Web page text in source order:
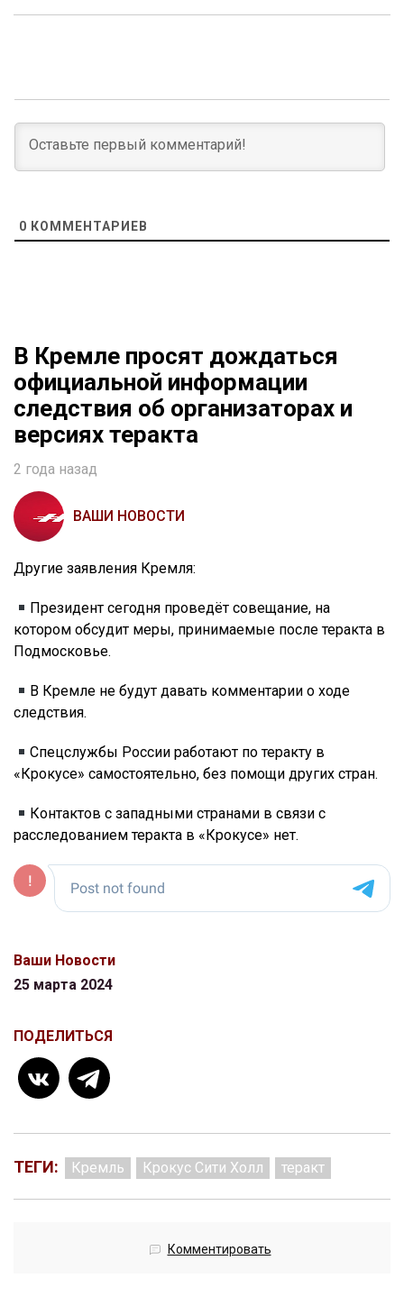
0 КОММЕНТАРИЕВ
В Кремле просят дождаться
официальной информации
следствия об организаторах и
версиях теракта
2 года назад
ВАШИ НОВОСТИ
Другие заявления Кремля:
Президент сегодня проведёт совещание, на
котором обсудит меры, принимаемые после теракта в
Подмосковье.
В Кремле не будут давать комментарии о ходе
следствия.
Спецслужбы России работают по теракту в
«Крокусе» самостоятельно, без помощи других стран.
Контактов с западными странами в связи с
расследованием теракта в «Крокусе» нет.
Ваши Новости
25 марта 2024
ПОДЕЛИТЬСЯ
ТЕГИ: Кремль Крокус Сити Холл теракт
Комментировать